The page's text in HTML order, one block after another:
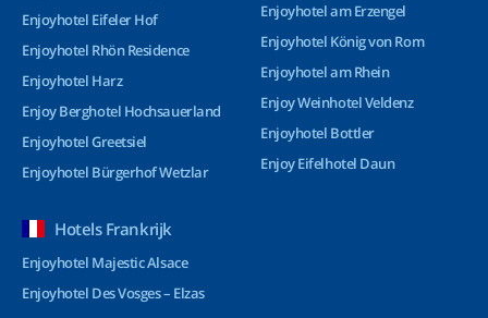
Enjoyhotel Eifeler Hof
Enjoyhotel Rhön Residence
Enjoyhotel Harz
Enjoy Berghotel Hochsauerland
Enjoyhotel Greetsiel
Enjoyhotel Bürgerhof Wetzlar
Enjoyhotel am Erzengel
Enjoyhotel König von Rom
Enjoyhotel am Rhein
Enjoy Weinhotel Veldenz
Enjoyhotel Bottler
Enjoy Eifelhotel Daun
Hotels Frankrijk
Enjoyhotel Majestic Alsace
Enjoyhotel Des Vosges – Elzas